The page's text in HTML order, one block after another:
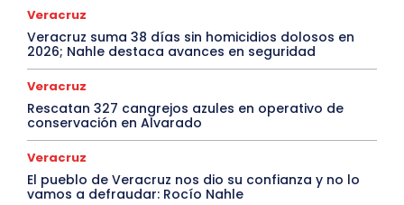
Veracruz
Veracruz suma 38 días sin homicidios dolosos en
2026; Nahle destaca avances en seguridad
Veracruz
Rescatan 327 cangrejos azules en operativo de
conservación en Alvarado
Veracruz
El pueblo de Veracruz nos dio su confianza y no lo
vamos a defraudar: Rocío Nahle